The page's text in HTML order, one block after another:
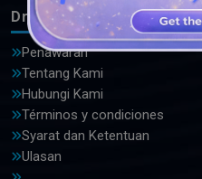
DrawLogo
Penawaran
Tentang Kami
Hubungi Kami
Términos y condiciones
Syarat dan Ketentuan
Ulasan